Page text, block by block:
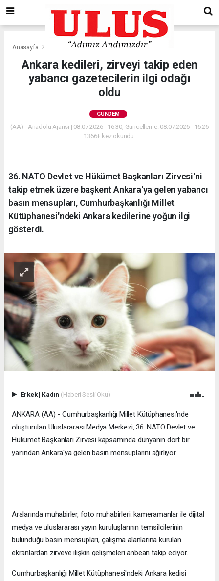
Anasayfa Gündem
Ankara kedileri, zirveyi takip eden
yabancı gazetecilerin ilgi odağı
oldu
GÜNDEM
(AA) - Anadolu Ajansı | 08.07.2026 - 16:30, Güncelleme: 08.07.2026 - 16:26
1366+ kez okundu.
36.⁠ ⁠NATO Devlet ve Hükümet Başkanları Zirvesi'ni
takip etmek üzere başkent Ankara'ya gelen yabancı
basın mensupları, Cumhurbaşkanlığı Millet
Kütüphanesi'ndeki Ankara kedilerine yoğun ilgi
gösterdi.
Erkek| Kadın (Haberi Sesli Oku)
ANKARA (AA) - Cumhurbaşkanlığı Millet Kütüphanesi'nde
oluşturulan Uluslararası Medya Merkezi, 36.⁠ ⁠NATO Devlet ve
Hükümet Başkanları Zirvesi kapsamında dünyanın dört bir
yanından Ankara'ya gelen basın mensuplarını ağırlıyor.
Aralarında muhabirler, foto muhabirleri, kameramanlar ile dijital
medya ve uluslararası yayın kuruluşlarının temsilcilerinin
bulunduğu basın mensupları, çalışma alanlarına kurulan
ekranlardan zirveye ilişkin gelişmeleri anbean takip ediyor.
Cumhurbaşkanlığı Millet Kütüphanesi'ndeki Ankara kedisi